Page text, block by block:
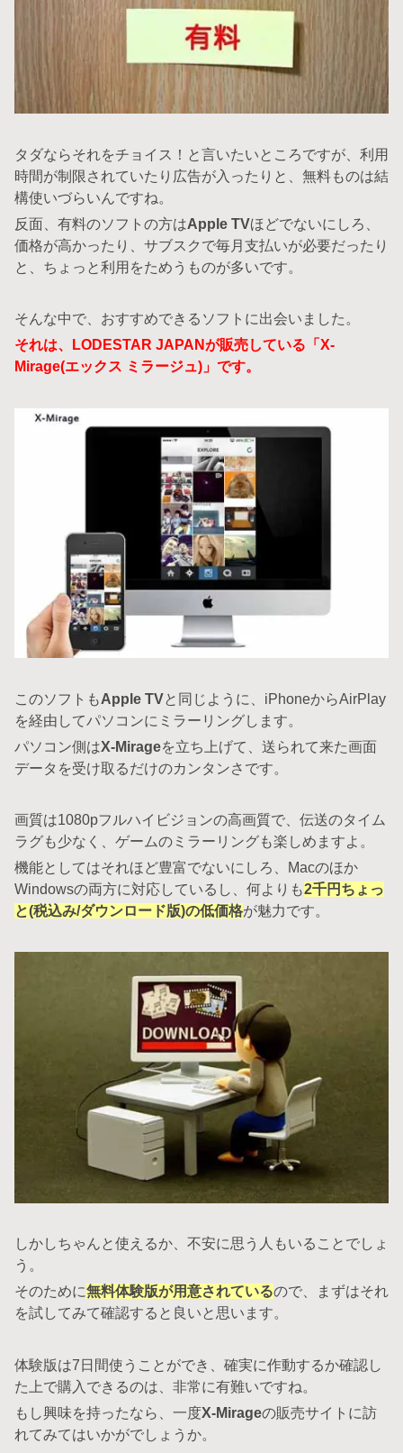
タダならそれをチョイス！と言いたいところですが、利用
時間が制限されていたり広告が入ったりと、無料ものは結
構使いづらいんですね。
反面、有料のソフトの方はApple TVほどでないにしろ、
価格が高かったり、サブスクで毎月支払いが必要だったり
と、ちょっと利用をためうものが多いです。
そんな中で、おすすめできるソフトに出会いました。
それは、LODESTAR JAPANが販売している「X-
Mirage(エックス ミラージュ)」です。
このソフトもApple TVと同じように、iPhoneからAirPlay
を経由してパソコンにミラーリングします。
パソコン側はX-Mirageを立ち上げて、送られて来た画面
データを受け取るだけのカンタンさです。
画質は1080pフルハイビジョンの高画質で、伝送のタイム
ラグも少なく、ゲームのミラーリングも楽しめますよ。
機能としてはそれほど豊富でないにしろ、Macのほか
Windowsの両方に対応しているし、何よりも2千円ちょっ
と(税込み/ダウンロード版)の低価格が魅力です。
しかしちゃんと使えるか、不安に思う人もいることでしょ
う。
そのために無料体験版が用意されているので、まずはそれ
を試してみて確認すると良いと思います。
体験版は7日間使うことができ、確実に作動するか確認し
た上で購入できるのは、非常に有難いですね。
もし興味を持ったなら、一度X-Mirageの販売サイトに訪
れてみてはいかがでしょうか。